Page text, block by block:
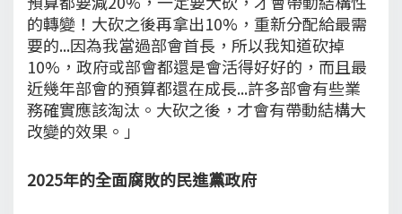
的轉變！大砍之後再拿出10%，重新分配給最需
要的...因為我當過部會首長，所以我知道砍掉
10%，政府或部會都還是會活得好好的，而且最
近幾年部會的預算都還在成長...許多部會有些業
務確實應該淘汰。大砍之後，才會有帶動結構大
改變的效果。」
2025年的全面腐敗的民進黨政府